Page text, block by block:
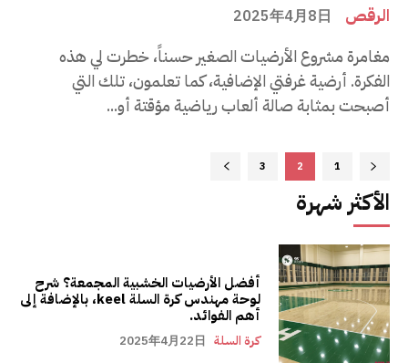
الرقص 2025年4月8日
مغامرة مشروع الأرضيات الصغير حسناً، خطرت لي هذه
الفكرة. أرضية غرفتي الإضافية، كما تعلمون، تلك التي
أصبحت بمثابة صالة ألعاب رياضية مؤقتة أو...
1
2
3
الأكثر شهرة
أفضل الأرضيات الخشبية المجمعة؟ شرح
لوحة مهندس كرة السلة keel، بالإضافة إلى
أهم الفوائد.
كرة السلة 2025年4月22日